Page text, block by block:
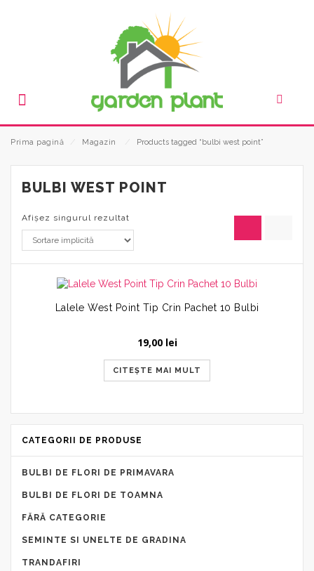
Prima pagină Magazin Products tagged “bulbi west point”
BULBI WEST POINT
Afișez singurul rezultat
Lalele West Point Tip Crin Pachet 10 Bulbi
19,00 lei
CITEȘTE MAI MULT
CATEGORII DE PRODUSE
BULBI DE FLORI DE PRIMAVARA
BULBI DE FLORI DE TOAMNA
FĂRĂ CATEGORIE
SEMINTE SI UNELTE DE GRADINA
TRANDAFIRI